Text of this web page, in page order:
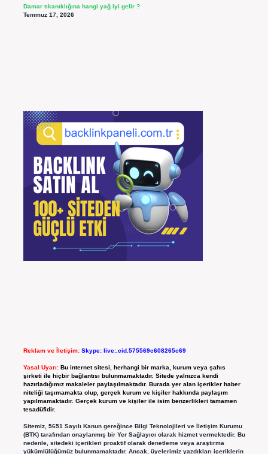
Damar tıkanıklığına hangi yağ iyi gelir ?
Temmuz 17, 2026
Reklam ve İletişim: Skype: live:.cid.575569c608265c69
Yasal Uyarı: Bu internet sitesi, herhangi bir marka, kurum veya şahıs
şirketi ile hiçbir bağlantısı bulunmamaktadır. Sitede yalnızca kendi
hazırladığımız makaleler paylaşılmaktadır. Burada yer alan içerikler haber
niteliği taşımamakta olup, gerçek kurum ve kişiler hakkında paylaşım
yapılmamaktadır. Gerçek kurum ve kişiler ile isim benzerlikleri tamamen
tesadüfidir.
Sitemiz, 5651 Sayılı Kanun gereğince Bilgi Teknolojileri ve İletişim Kurumu
(BTK) tarafından onaylanmış bir Yer Sağlayıcı olarak hizmet vermektedir. Bu
nedenle, sitedeki içerikleri proaktif olarak denetleme veya araştırma
yükümlülüğümüz bulunmamaktadır. Ancak, üyelerimiz yazdıkları içeriklerin